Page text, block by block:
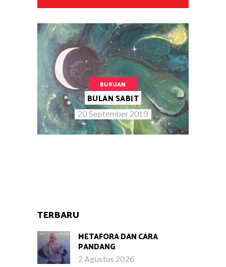
BURUAN
BULAN SABIT
20 September 2019
TERBARU
METAFORA DAN CARA
PANDANG
2 Agustus 2026